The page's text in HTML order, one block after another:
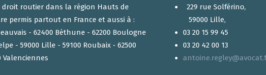
routier dans la région Hauts de
permis partout en France et aussi à :
- 62400 Béthune - 62200 Boulogne
- 59000 Lille - 59100 Roubaix - 62500
Valenciennes
229 rue Solférino,
59000 Lille,
03 20 15 99 45
03 20 42 00 13